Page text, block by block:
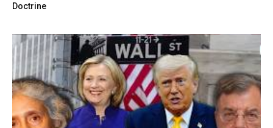
Doctrine